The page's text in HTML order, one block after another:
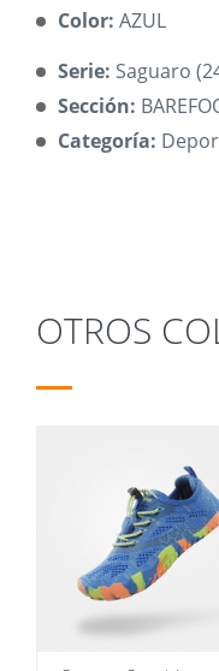
Color: AZUL
Serie: Saguaro
Sección:
Categoría:
OTROS